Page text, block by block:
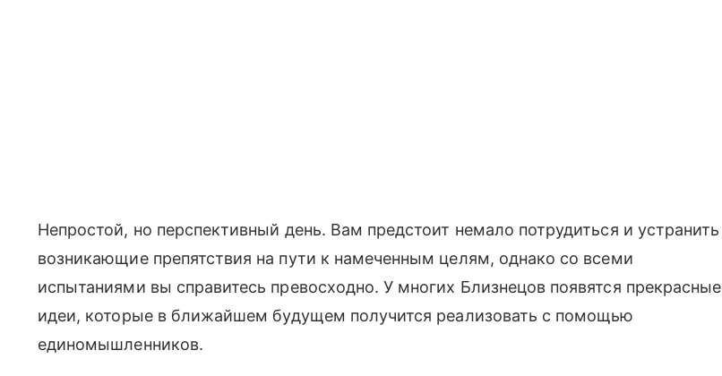
Непростой, но перспективный день. Вам предстоит немало потрудиться и устранить
возникающие препятствия на пути к намеченным целям, однако со всеми
испытаниями вы справитесь превосходно. У многих Близнецов появятся прекрасные
идеи, которые в ближайшем будущем получится реализовать с помощью
единомышленников.